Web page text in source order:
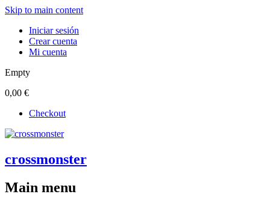
Skip to main content
Iniciar sesión
Crear cuenta
Mi cuenta
Empty
0,00 €
Checkout
crossmonster
Main menu